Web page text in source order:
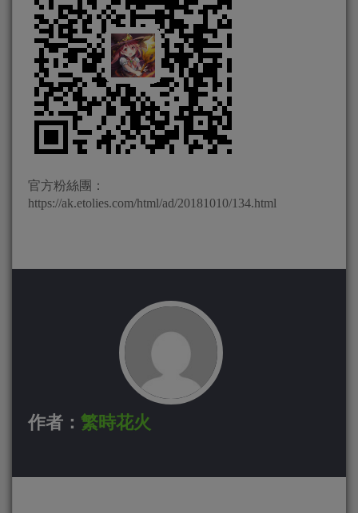
官方粉絲團：
https://ak.etolies.com/html/ad/20181010/134.html
作者： 繁時花火